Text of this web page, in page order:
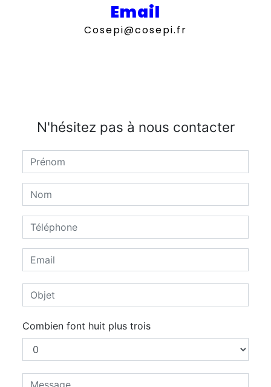
Email
cosepi@cosepi.fr
N'hésitez pas à nous contacter
Combien font huit plus trois